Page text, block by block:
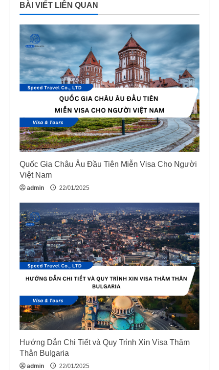
u
e
R
e
a
d
i
n
g
BÀI VIẾT LIÊN QUAN
Quốc Gia Châu Âu Đầu Tiên Miễn Visa Cho Người
Việt Nam
admin 22/01/2025
Hướng Dẫn Chi Tiết và Quy Trình Xin Visa Thăm
Thân Bulgaria
admin 22/01/2025